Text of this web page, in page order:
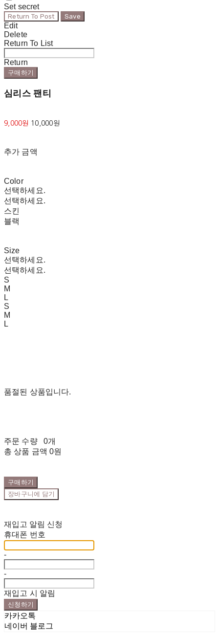
Set secret
Return To Post Save
Edit
Delete
Return To List
Return
구매하기
심리스 팬티
9,000원 10,000원
추가 금액
Color
선택하세요.
선택하세요.
스킨
블랙
Size
선택하세요.
선택하세요.
S
M
L
S
M
L
품절된 상품입니다.
주문 수량
0개
총 상품 금액 0원
구매하기
장바구니에 담기
재입고 알림 신청
휴대폰 번호
-
-
재입고 시 알림
신청하기
카카오톡
네이버 블로그